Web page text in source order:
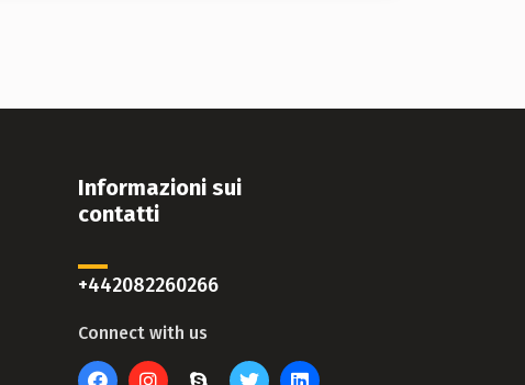
Informazioni sui
contatti
+442082260266
Connect with us